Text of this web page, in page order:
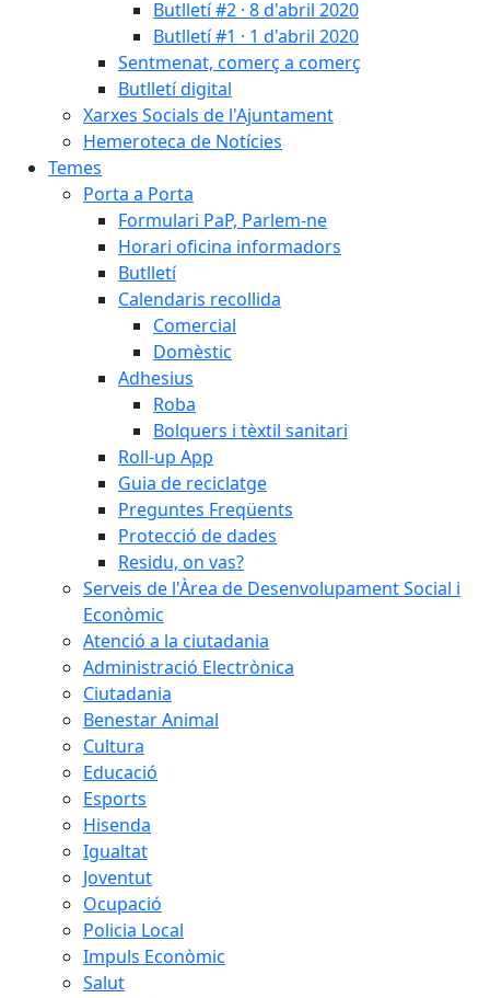
Butlletí #2 · 8 d'abril 2020
Butlletí #1 · 1 d'abril 2020
Sentmenat, comerç a comerç
Butlletí digital
Xarxes Socials de l'Ajuntament
Hemeroteca de Notícies
Temes
Porta a Porta
Formulari PaP, Parlem-ne
Horari oficina informadors
Butlletí
Calendaris recollida
Comercial
Domèstic
Adhesius
Roba
Bolquers i tèxtil sanitari
Roll-up App
Guia de reciclatge
Preguntes Freqüents
Protecció de dades
Residu, on vas?
Serveis de l'Àrea de Desenvolupament Social i
Econòmic
Atenció a la ciutadania
Administració Electrònica
Ciutadania
Benestar Animal
Cultura
Educació
Esports
Hisenda
Igualtat
Joventut
Ocupació
Policia Local
Impuls Econòmic
Salut